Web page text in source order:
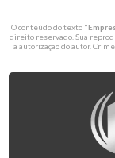
O conteúdo do texto "
direito reservado. Sua
a autorização do autor.